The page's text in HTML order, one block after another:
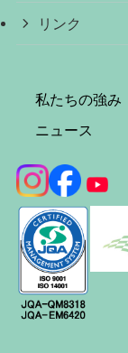
リンク
私たちの強み
ニュース